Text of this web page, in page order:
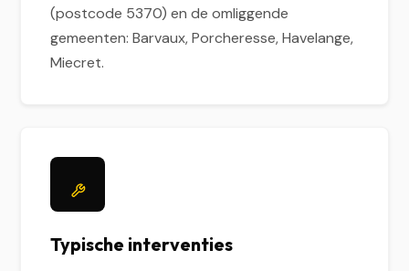
(postcode 5370) en de omliggende
gemeenten: Barvaux, Porcheresse, Havelange,
Miecret.
Typische interventies